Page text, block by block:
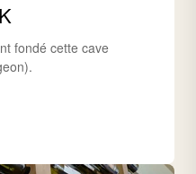
fondé cette cave